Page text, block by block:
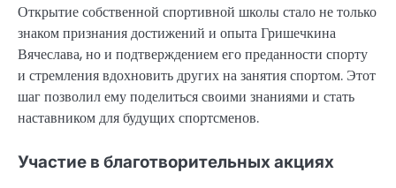
Открытие собственной спортивной школы стало не только
знаком признания достижений и опыта Гришечкина
Вячеслава, но и подтверждением его преданности спорту
и стремления вдохновить других на занятия спортом. Этот
шаг позволил ему поделиться своими знаниями и стать
наставником для будущих спортсменов.
Участие в благотворительных акциях